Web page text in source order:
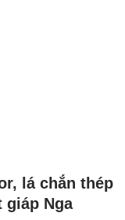
lá chắn thép
Nga